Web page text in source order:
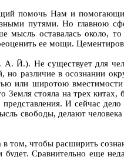
помочь Нам и
путями. Но главною
мысль оставалась около,
ее мощи.
Й.). Не существует для
различие в осознании
или широтою вместимости
Земля стояла на трех
представления. И сейчас
свободы, делают
в том, чтобы расширить
будет. Сравнительно еще